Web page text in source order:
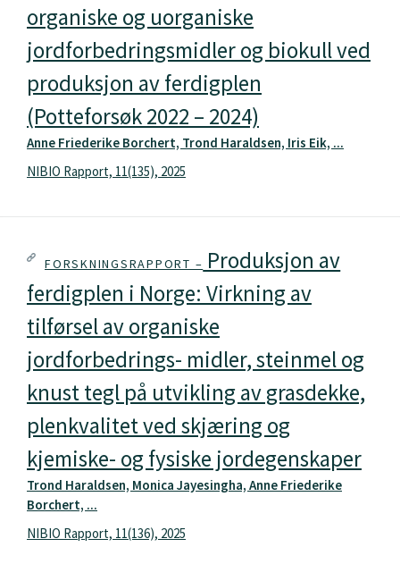
organiske og uorganiske
jordforbedringsmidler og biokull ved
produksjon av ferdigplen
(Potteforsøk 2022 – 2024)
Anne Friederike Borchert, Trond Haraldsen, Iris Eik, ...
NIBIO Rapport, 11(135), 2025
FORSKNINGSRAPPORT – Produksjon av
ferdigplen i Norge: Virkning av
tilførsel av organiske
jordforbedrings- midler, steinmel og
knust tegl på utvikling av grasdekke,
plenkvalitet ved skjæring og
kjemiske- og fysiske jordegenskaper
Trond Haraldsen, Monica Jayesingha, Anne Friederike
Borchert, ...
NIBIO Rapport, 11(136), 2025